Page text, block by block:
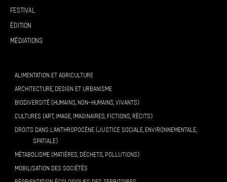
Festival
Édition
Médiations
ALIMENTATION ET AGRICULTURE
ARCHITECTURE, DESIGN ET URBANISME
BIODIVERSITÉ (HUMAINS, NON-HUMAINS, VIVANTS)
CULTURES (ART, IMAGE, IMAGINAIRES, FICTIONS, RÉCITS)
DROITS DANS L’ANTHROPOCÈNE (JUSTICE SOCIALE, ENVIRONNEMENTALE,
SPATIALE)
MÉTABOLISME (MATIÈRES, DÉCHETS, POLLUTIONS)
MOBILISATION DES SOCIÉTÉS